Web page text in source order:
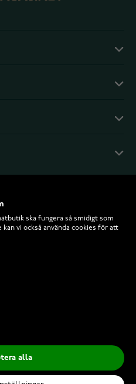
till i kundvagn
ska fungera så smidigt som
vi också använda cookies för att
alla